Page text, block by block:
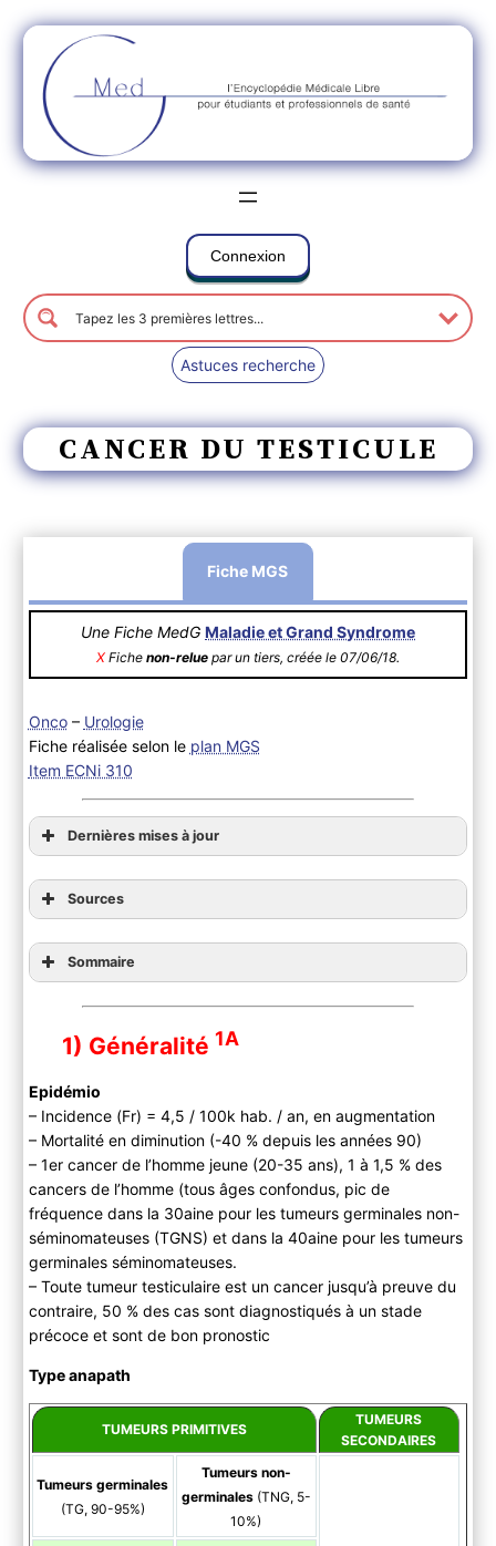
Connexion
Astuces recherche
CANCER DU TESTICULE
Fiche MGS
Une Fiche MedG Maladie et Grand Syndrome
X Fiche non-relue par un tiers, créée le 07/06/18.
Onco– Urologie
Fiche réalisée selon le plan MGS
Item ECNi 310
Dernières mises à jour
Sources
Sommaire
1) Généralité 1A
Epidémio
– Incidence (Fr) = 4,5 / 100k hab. / an, en augmentation
– Mortalité en diminution (-40 % depuis les années 90)
– 1er cancer de l’homme jeune (20-35 ans), 1 à 1,5 % des
cancers de l’homme (tous âges confondus, pic de
fréquence dans la 30aine pour les tumeurs germinales non-
séminomateuses (TGNS) et dans la 40aine pour les tumeurs
germinales séminomateuses.
– Toute tumeur testiculaire est un cancer jusqu’à preuve du
contraire, 50 % des cas sont diagnostiqués à un stade
précoce et sont de bon pronostic
Type anapath
TUMEURS PRIMITIVES
TUMEURS
SECONDAIRES
Tumeurs germinales
(TG, 90-95%)
Tumeurs non-
germinales(TNG, 5-
10%)